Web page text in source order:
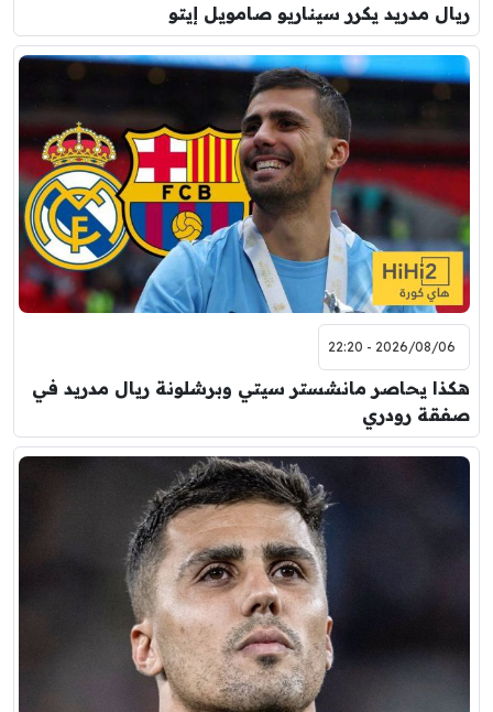
ريال مدريد يكرر سيناريو صامويل إيتو
2026/08/06 - 22:20
هكذا يحاصر مانشستر سيتي وبرشلونة ريال مدريد في
صفقة رودري